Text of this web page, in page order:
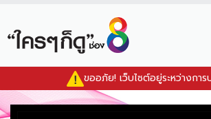
ขออภัย! เว็บไซต์อยู่ระหว่างกา